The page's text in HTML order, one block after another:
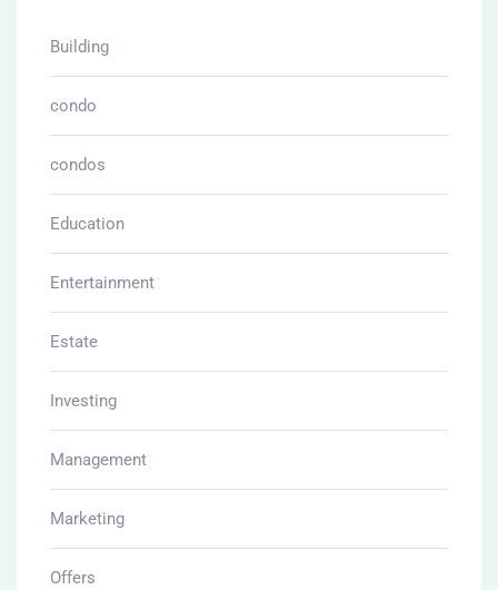
Building
condo
condos
Education
Entertainment
Estate
Investing
Management
Marketing
Offers